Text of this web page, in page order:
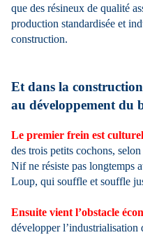
que des résineux de qualité
production standardisée et
construction.
Et dans la
au développement du
Le premier frein est culturel
des trois petits cochons,
Nif ne résiste pas longtemps
Loup, qui souffle et souffle
Ensuite vient l’obstacle
développer